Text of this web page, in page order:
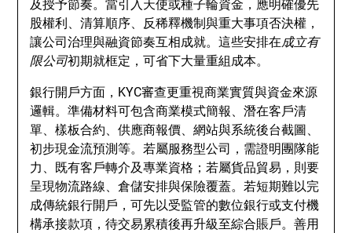
及授予節奏。當引入天使或種子輪資金，應明確優先
股權利、清算順序、反稀釋機制與重大事項否決權，
讓公司治理與融資節奏互相成就。這些安排在成立有
限公司初期就框定，可省下大量重組成本。
銀行開戶方面，KYC審查更重視商業實質與資金來源
邏輯。準備材料可包含商業模式簡報、潛在客戶清
單、樣板合約、供應商報價、網站與系統後台截圖、
初步現金流預測等。若屬服務型公司，需證明團隊能
力、既有客戶轉介及專業資格；若屬貨品貿易，則要
呈現物流路線、倉儲安排與保險覆蓋。若短期難以完
成傳統銀行開戶，可先以受監管的數位銀行或支付機
構承接款項，待交易累積後再升級至綜合賬戶。善用